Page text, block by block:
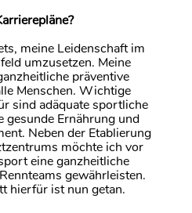
meine Leidenschaft im
umzusetzen. Meine
präventive
Menschen. Wichtige
sind adäquate sportliche
gesunde Ernährung und
Neben der Etablierung
möchte ich vor
eine ganzheitliche
gewährleisten.
hierfür ist nun getan.